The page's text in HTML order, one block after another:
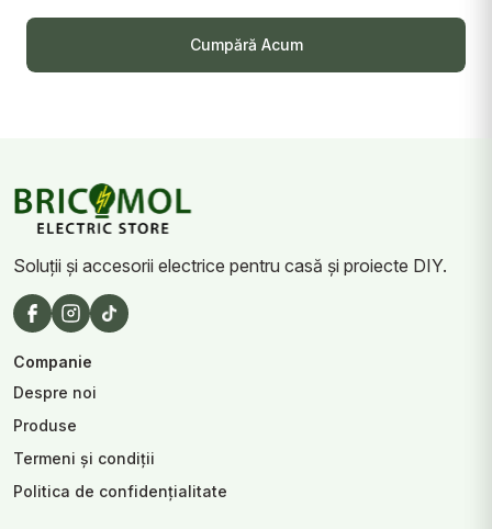
Cumpără Acum
Soluții și accesorii electrice pentru casă și proiecte DIY.
Companie
Despre noi
Produse
Termeni și condiții
Politica de confidențialitate